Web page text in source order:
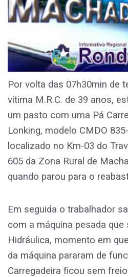
Por volta das 07h30min de
vítima M.R.C. de 39 anos,
um pasto com uma Pá
Lonking, modelo CMDO
localizado no Km-03 do
605 da Zona Rural de
quando parou para o
Em seguida o trabalhador
com a máquina pesada que
Hidráulica, momento em
da máquina pararam de
Carregadeira ficou sem